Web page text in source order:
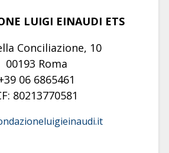
LUIGI EINAUDI ETS
Conciliazione, 10
00193 Roma
06 6865461
80213770581